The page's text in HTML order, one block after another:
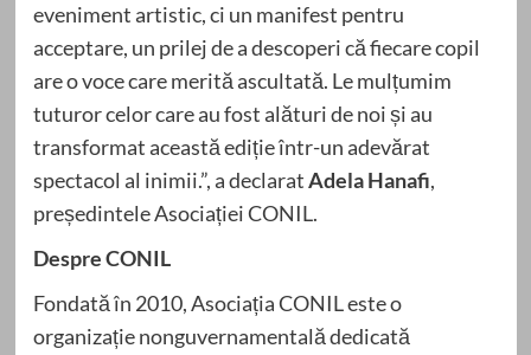
eveniment artistic, ci un manifest pentru
acceptare, un prilej de a descoperi că fiecare copil
are o voce care merită ascultată. Le mulțumim
tuturor celor care au fost alături de noi și au
transformat această ediție într-un adevărat
spectacol al inimii.”, a declaratAdela Hanafi,
președintele Asociației CONIL.
Despre CONIL
Fondată în 2010, Asociația CONIL este o
organizație nonguvernamentală dedicată